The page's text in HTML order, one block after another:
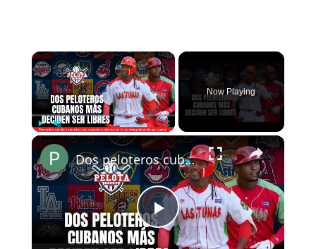
×
Play Unmute Fullscreen
Now Playing
×
Play
Dos peloteros cubanos más deciden ser LIBRES